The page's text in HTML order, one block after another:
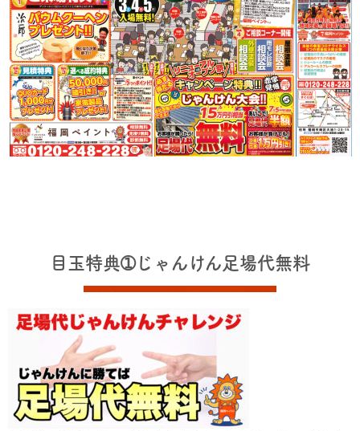
目玉特典➀じゃんけん足場代無料